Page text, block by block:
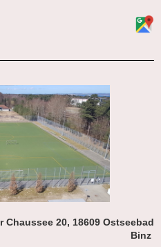
20, 18609 Ostseebad
Binz